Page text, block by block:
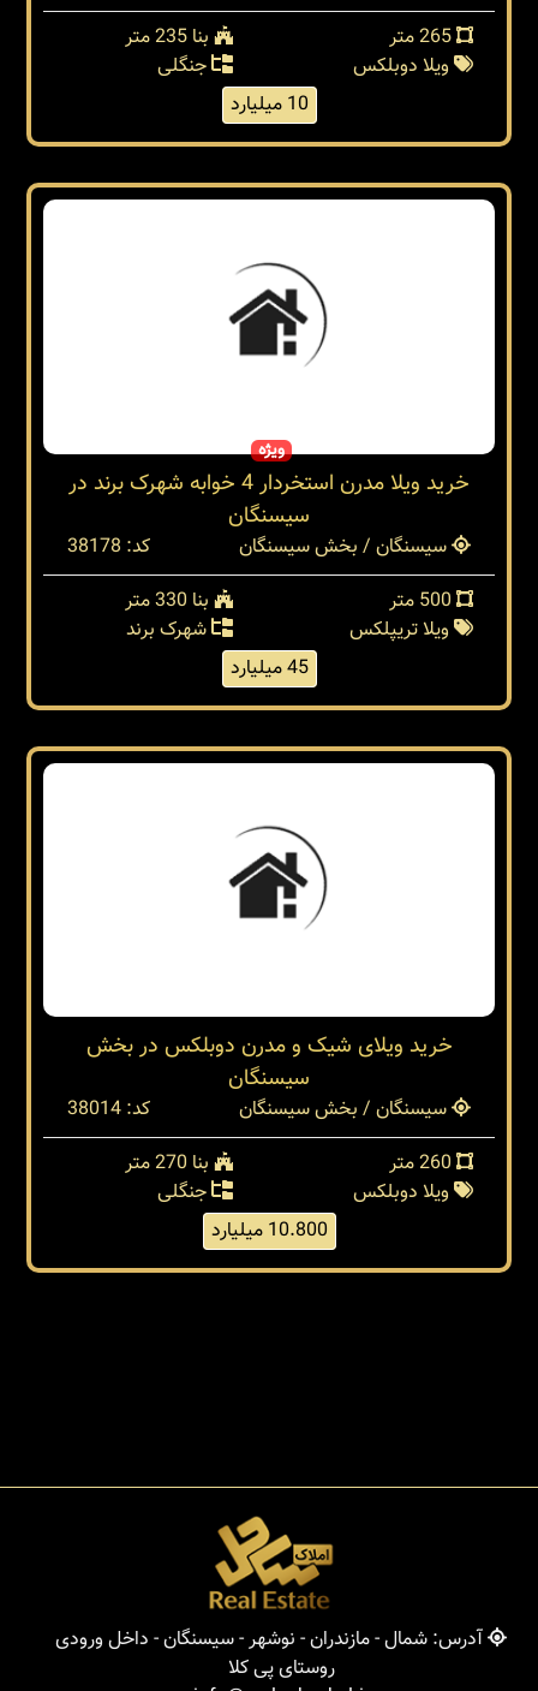
بنا 235 متر
ویلا دوبلکس
جنگلی
10 میلیارد
ویژه
خرید ویلا مدرن استخردار 4 خوابه شهرک برند در
سیسنگان
سیسنگان / بخش سیسنگان
کد: 38178
بنا 330 متر
ویلا تریپلکس
شهرک برند
45 میلیارد
خرید ویلای شیک و مدرن دوبلکس در بخش
سیسنگان
سیسنگان / بخش سیسنگان
کد: 38014
بنا 270 متر
ویلا دوبلکس
جنگلی
10.800 میلیارد
آدرس: شمال - مازندران - نوشهر - سیسنگان - داخل ورودی
روستای پی کلا